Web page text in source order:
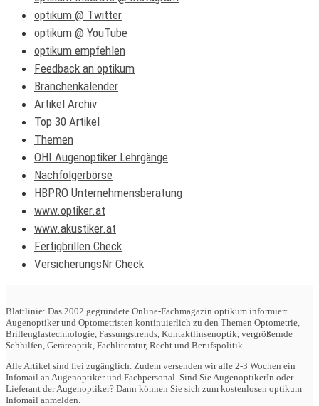
optikum @ Twitter
optikum @ YouTube
optikum empfehlen
Feedback an optikum
Branchenkalender
Artikel Archiv
Top 30 Artikel
Themen
OHI Augenoptiker Lehrgänge
Nachfolgerbörse
HBPRO Unternehmensberatung
www.optiker.at
www.akustiker.at
Fertigbrillen Check
VersicherungsNr Check
Blattlinie: Das 2002 gegründete Online-Fachmagazin optikum informiert
Augenoptiker und Optometristen kontinuierlich zu den Themen Optometrie,
Brillenglastechnologie, Fassungstrends, Kontaktlinsenoptik, vergrößernde
Sehhilfen, Geräteoptik, Fachliteratur, Recht und Berufspolitik.
Alle Artikel sind frei zugänglich. Zudem versenden wir alle 2-3 Wochen ein
Infomail an Augenoptiker und Fachpersonal. Sind Sie AugenoptikerIn oder
Lieferant der Augenoptiker? Dann können Sie sich zum kostenlosen optikum
Infomail anmelden.